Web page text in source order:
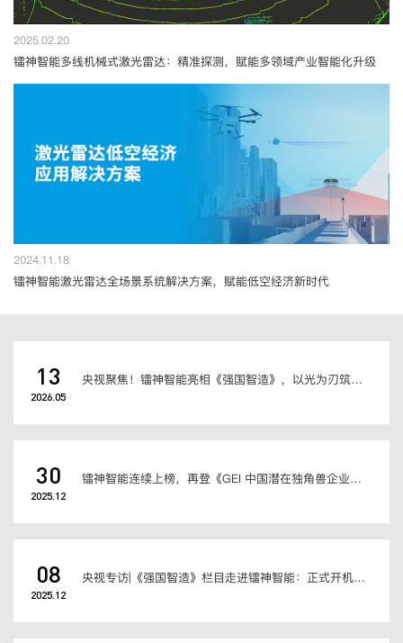
2025.02.20
镭神智能多线机械式激光雷达：精准探测，赋能多领域产业智能化升级
2024.11.18
镭神智能激光雷达全场景系统解决方案，赋能低空经济新时代
13
2026.05
央视聚焦！镭神智能亮相《强国智造》，以光为刃筑就中国智造标杆
30
2025.12
镭神智能连续上榜，再登《GEI 中国潜在独角兽企业研究报告 2025》
08
2025.12
央视专访|《强国智造》栏目走进镭神智能：正式开机！聚焦激光雷达硬核实力